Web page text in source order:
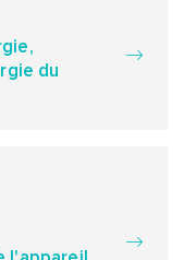
du